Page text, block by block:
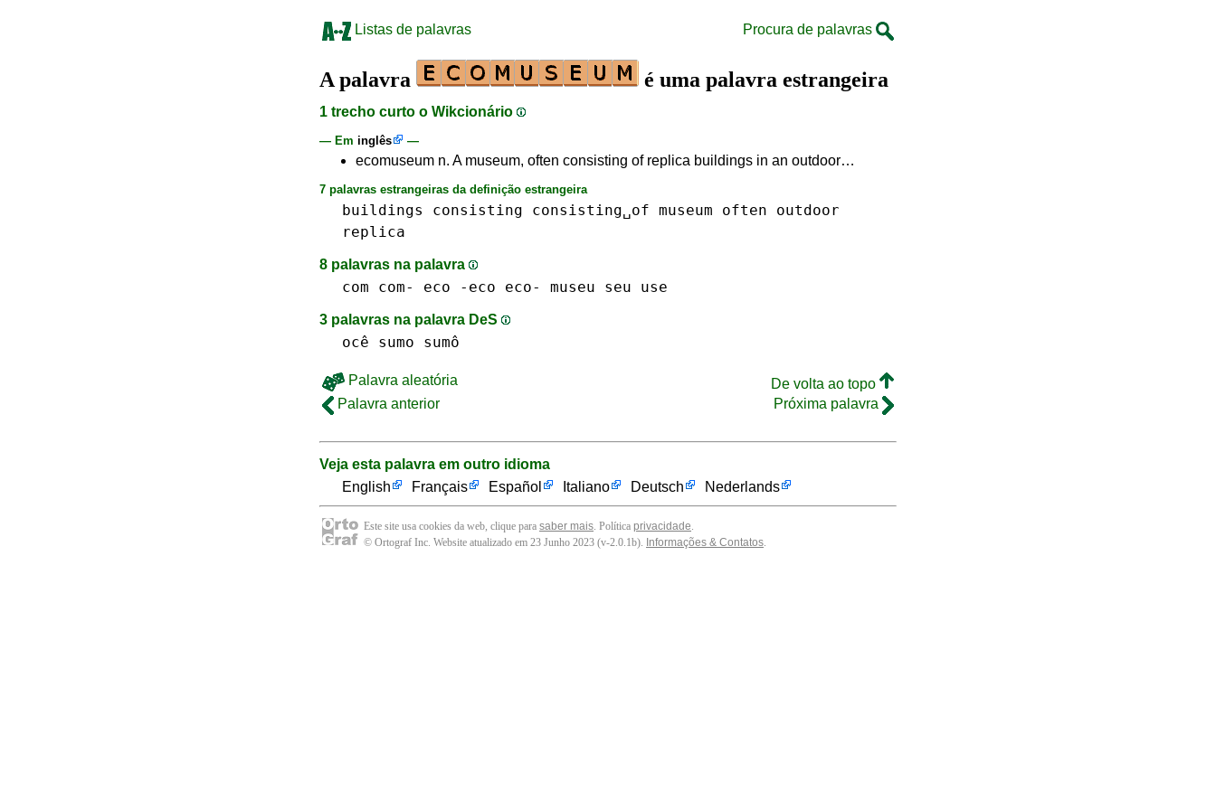
Listas de palavras Procura de palavras
A palavra é uma palavra estrangeira
1 trecho curto o Wikcionário
— Em inglês —
ecomuseum n. A museum, often consisting of replica buildings in an outdoor…
7 palavras estrangeiras da definição estrangeira
buildings consisting consisting␣of museum often
outdoor
replica
8 palavras na palavra
com com- eco -eco eco- museu seu use
3 palavras na palavra DeS
ocê sumo sumô
Palavra aleatória
De volta ao topo
Palavra anterior
Próxima palavra
Veja esta palavra em outro idioma
English
Français Español Italiano Deutsch Nederlands
Este site usa cookies da web, clique para saber mais. Política privacidade.
© Ortograf Inc. Website atualizado em 23 Junho 2023 (v-2.0.1b). Informações & Contatos.